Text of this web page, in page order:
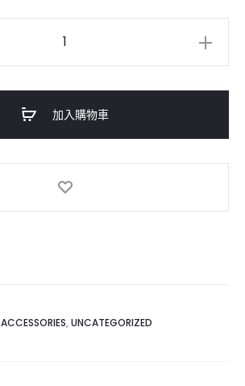
加入購物車
ACCESSORIES, UNCATEGORIZED